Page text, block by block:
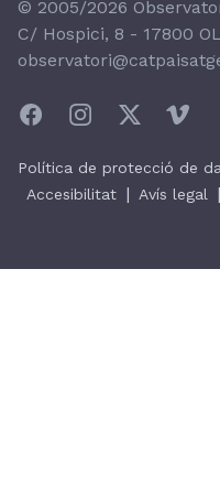
© 2005/2026
C/ Hospici, 8 - 17800
Política de protecció de
Accesibilitat | Avís legal |